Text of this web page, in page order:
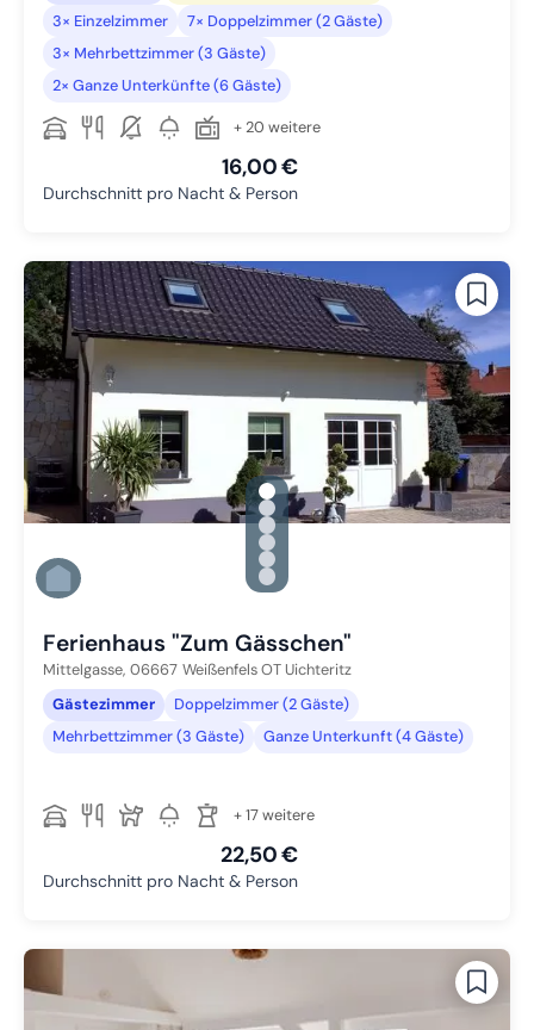
3× Einzelzimmer
7× Doppelzimmer (2 Gäste)
3× Mehrbettzimmer (3 Gäste)
2× Ganze Unterkünfte (6 Gäste)
+ 20 weitere
16,00 €
Durchschnitt pro Nacht & Person
gallery.slide_selector
Zu Slide 1 wechseln
Zu Slide 2 wechseln
Zu Slide 3 wechseln
Zu Slide 4 wechseln
Zu Slide 5 wechseln
Zu Slide 6 wechseln
Ferienhaus "Zum Gässchen"
Mittelgasse, 06667 Weißenfels OT Uichteritz
Gästezimmer
Doppelzimmer (2 Gäste)
Mehrbettzimmer (3 Gäste)
Ganze Unterkunft (4 Gäste)
+ 17 weitere
22,50 €
Durchschnitt pro Nacht & Person